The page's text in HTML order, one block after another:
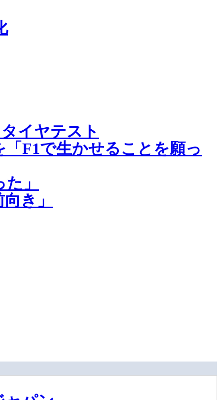
イヤテスト
F1で生かせることを願っ
」
き」